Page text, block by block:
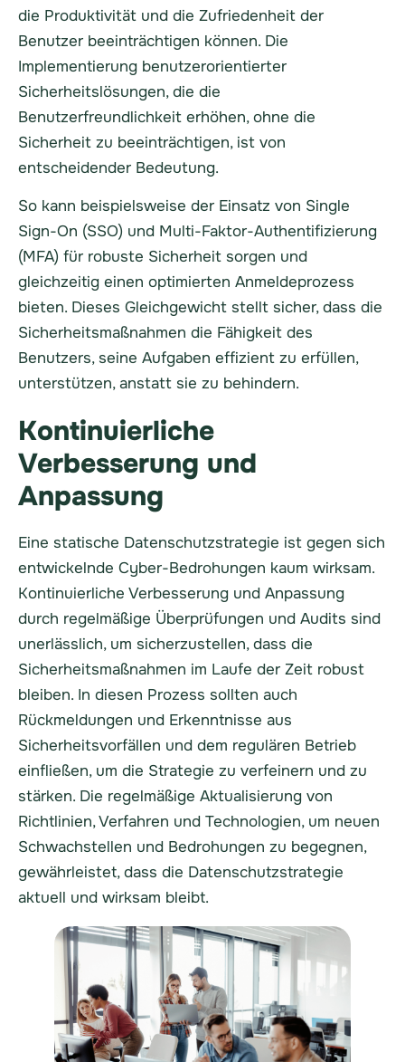
die Produktivität und die Zufriedenheit der
Benutzer beeinträchtigen können. Die
Implementierung benutzerorientierter
Sicherheitslösungen, die die
Benutzerfreundlichkeit erhöhen, ohne die
Sicherheit zu beeinträchtigen, ist von
entscheidender Bedeutung.
So kann beispielsweise der Einsatz von Single
Sign-On (SSO) und Multi-Faktor-Authentifizierung
(MFA) für robuste Sicherheit sorgen und
gleichzeitig einen optimierten Anmeldeprozess
bieten. Dieses Gleichgewicht stellt sicher, dass die
Sicherheitsmaßnahmen die Fähigkeit des
Benutzers, seine Aufgaben effizient zu erfüllen,
unterstützen, anstatt sie zu behindern.
Kontinuierliche
Verbesserung und
Anpassung
Eine statische Datenschutzstrategie ist gegen sich
entwickelnde Cyber-Bedrohungen kaum wirksam.
Kontinuierliche Verbesserung und Anpassung
durch regelmäßige Überprüfungen und Audits sind
unerlässlich, um sicherzustellen, dass die
Sicherheitsmaßnahmen im Laufe der Zeit robust
bleiben. In diesen Prozess sollten auch
Rückmeldungen und Erkenntnisse aus
Sicherheitsvorfällen und dem regulären Betrieb
einfließen, um die Strategie zu verfeinern und zu
stärken. Die regelmäßige Aktualisierung von
Richtlinien, Verfahren und Technologien, um neuen
Schwachstellen und Bedrohungen zu begegnen,
gewährleistet, dass die Datenschutzstrategie
aktuell und wirksam bleibt.